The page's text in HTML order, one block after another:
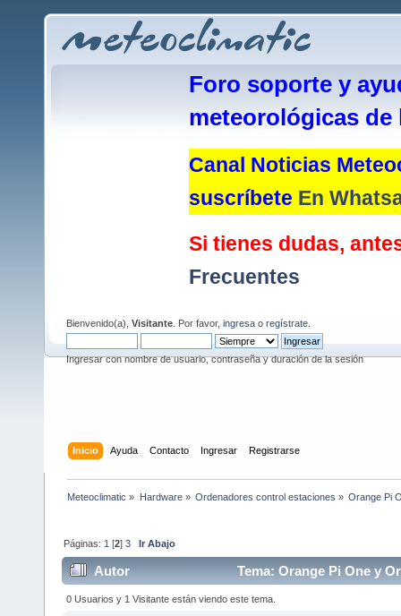
Foro soporte y
meteorológicas de
Canal Noticias
suscríbete En
Si tienes dudas,
Frecuentes
Bienvenido(a), Visitante . Por favor, ingresa o regístrate
Ingresar con nombre de usuario, contraseña y duración de la sesión
Inicio Ayuda Contacto Ingresar Registrarse
Meteoclimatic » Hardware» Ordenadores control estaciones » Orange Pi
Páginas: 1 [2]3 Ir Abajo
Autor Tema: Orange Pi One y
0 Usuarios y 1 Visitante están viendo este tema.